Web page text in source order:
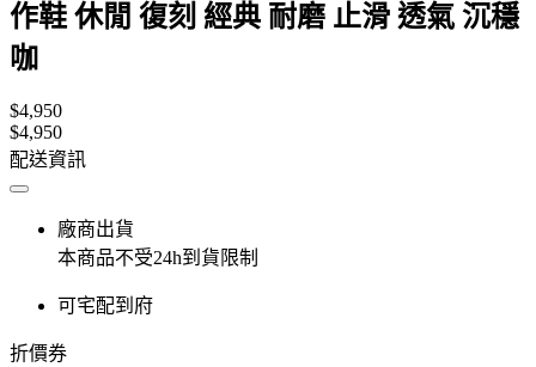
作鞋 休閒 復刻 經典 耐磨 止滑 透氣 沉穩
咖
$4,950
$4,950
配送資訊
廠商出貨
本商品不受24h到貨限制
可宅配到府
折價券